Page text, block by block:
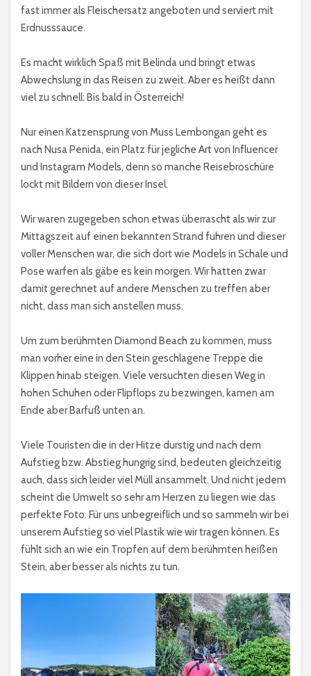
fast immer als Fleischersatz angeboten und serviert mit
Erdnusssauce.
Es macht wirklich Spaß mit Belinda und bringt etwas
Abwechslung in das Reisen zu zweit. Aber es heißt dann
viel zu schnell: Bis bald in Österreich!
Nur einen Katzensprung von Muss Lembongan geht es
nach Nusa Penida, ein Platz für jegliche Art von Influencer
und Instagram Models, denn so manche Reisebroschüre
lockt mit Bildern von dieser Insel.
Wir waren zugegeben schon etwas überrascht als wir zur
Mittagszeit auf einen bekannten Strand fuhren und dieser
voller Menschen war, die sich dort wie Models in Schale und
Pose warfen als gäbe es kein morgen. Wir hatten zwar
damit gerechnet auf andere Menschen zu treffen aber
nicht, dass man sich anstellen muss.
Um zum berühmten Diamond Beach zu kommen, muss
man vorher eine in den Stein geschlagene Treppe die
Klippen hinab steigen. Viele versuchten diesen Weg in
hohen Schuhen oder Flipflops zu bezwingen, kamen am
Ende aber Barfuß unten an.
Viele Touristen die in der Hitze durstig und nach dem
Aufstieg bzw. Abstieg hungrig sind, bedeuten gleichzeitig
auch, dass sich leider viel Müll ansammelt. Und nicht jedem
scheint die Umwelt so sehr am Herzen zu liegen wie das
perfekte Foto. Für uns unbegreiflich und so sammeln wir bei
unserem Aufstieg so viel Plastik wie wir tragen können. Es
fühlt sich an wie ein Tropfen auf dem berühmten heißen
Stein, aber besser als nichts zu tun.